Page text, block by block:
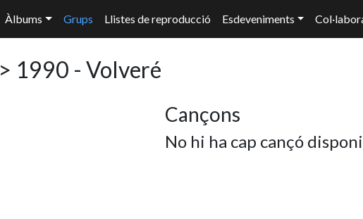
Àlbums Grups Llistes de reproducció Esdeveniments
> 1990 - Volveré
Cançons
No hi ha cap cançó